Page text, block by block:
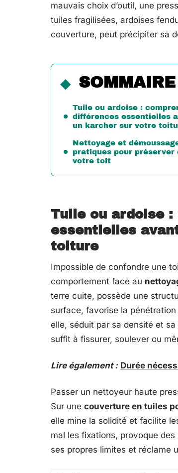
mauvais choix d’outil, une
tuiles fragilisées, ardoises
couverture, peut précipiter sa
SOMMAIRE
Tuile ou ardoise :
différences essentielles
un karcher sur votre
Nettoyage et
pratiques pour préserver
votre toit
Tuile ou ardoise
essentielles
toiture
Impossible de confondre une
comportement face au
terre cuite, possède une
surface, favorise la pénétration
elle, séduit par sa densité et
suffit à fissurer, soulever ou
Lire également : Durée
Passer un nettoyeur haute
Sur une couverture en tuiles
elle mine la solidité et facilite
mal les fixations, provoque
ses propres limites et réclame